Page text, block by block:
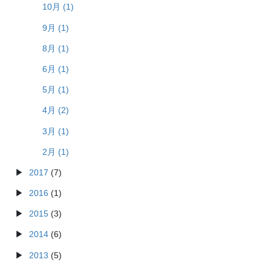
10月 (1)
9月 (1)
8月 (1)
6月 (1)
5月 (1)
4月 (2)
3月 (1)
2月 (1)
2017 (7)
2016 (1)
2015 (3)
2014 (6)
2013 (5)